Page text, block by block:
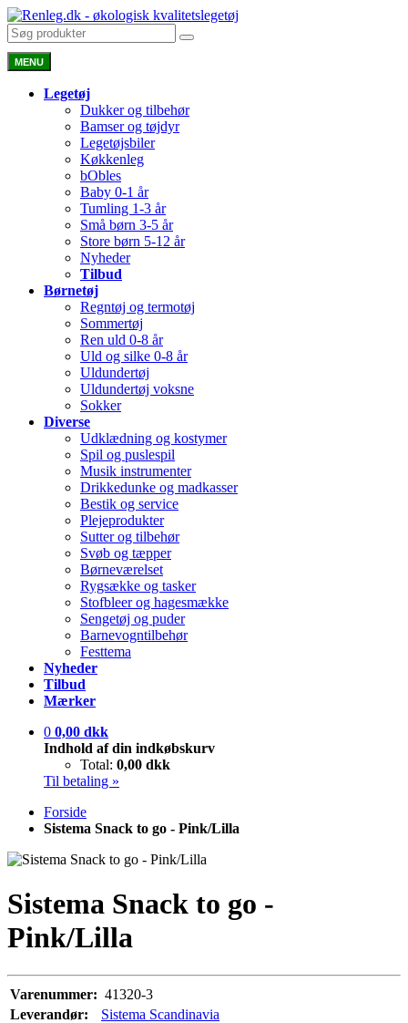
MENU
Legetøj
Dukker og tilbehør
Bamser og tøjdyr
Legetøjsbiler
Køkkenleg
bObles
Baby 0-1 år
Tumling 1-3 år
Små børn 3-5 år
Store børn 5-12 år
Nyheder
Tilbud
Børnetøj
Regntøj og termotøj
Sommertøj
Ren uld 0-8 år
Uld og silke 0-8 år
Uldundertøj
Uldundertøj voksne
Sokker
Diverse
Udklædning og kostymer
Spil og puslespil
Musik instrumenter
Drikkedunke og madkasser
Bestik og service
Plejeprodukter
Sutter og tilbehør
Svøb og tæpper
Børneværelset
Rygsække og tasker
Stofbleer og hagesmække
Sengetøj og puder
Barnevogntilbehør
Festtema
Nyheder
Tilbud
Mærker
0 0,00 dkk
Indhold af din indkøbskurv
Total: 0,00 dkk
Til betaling »
Forside
Sistema Snack to go - Pink/Lilla
Sistema Snack to go -
Pink/Lilla
Varenummer: 41320-3
Leverandør:
Sistema Scandinavia